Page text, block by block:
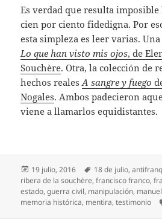
Es verdad que resulta
cien por ciento fidedigna. Por
esta simpleza es leer varias.
Lo que han visto mis ojos, de
Souchère. Otra, la colección de
hechos realesA sangre y fuego
Nogales. Ambos padecieron
viene a llamarlos equidistantes.
Publicado
el
19 julio, 2016 Etiquetas
18 de julio,
ribera de la souchère,francisco franco,
estado,guerra civil, manipulación,
memoria histórica, mentira,testimonio